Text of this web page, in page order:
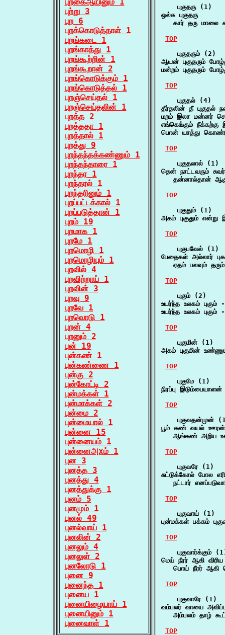
புற்று 3
புற 6
புறக்கொடுத்தாள் 1
புறங்கடை 1
புறங்காத்து 1
புறங்கூற்றின் 1
புறங்கூறான் 2
புறங்கொடுக்கும் 1
புறங்கொடுத்தல் 1
புறஞ்செய்தல் 1
புறஞ்செய்தலின் 1
புறத்த 2
புறத்ததா 1
புறத்தால் 1
புறத்து 9
புறந்தந்தக்கண்ணும் 1
புறந்தந்தாரை 1
புறந்தர 1
புறந்தரல் 1
புறந்தரினும் 1
புறப்பட்டக்கால் 1
புறப்படுத்தான் 1
புறம் 19
புறமாக 1
புறமே 1
புறமொழி 1
புறமொழியும் 1
புறவில் 4
புறவிற்றாய் 1
புறவின் 3
புறவு 9
புறவே 1
புறவொடு 1
புறன் 4
புறனும் 2
புன் 19
புன்கண் 1
புன்கண்ணை 1
புன்கு 2
புன்கோட்டி 2
புன்மக்கள் 1
புன்மாக்கள் 2
புன்மை 2
புன்மையால் 1
புன்னை 15
புன்னையம் 1
புன்னைஅxம் 1
புன 3
புனத்த 3
புனத்து 4
புனத்துக்கு 1
புனம் 5
புனமும் 1
புனல் 49
புனல்வாய் 1
புனலின் 2
புனலும் 4
புனலுள் 2
புனலோடு 1
புனை 9
புனைந்த 1
புனைய 1
புனையிழையாய் 1
புனையினும் 1
புனைவாள் 1
    புகுதரு (1)
ஒல்க புகுதரு
கார் தரு மாலை
TOP
    புகுதரும் (2)
ஆயன் புகுதரும்
மன்றம் புகுதரும்
TOP
    புகுதல் (4)
தீர்தலின் தீ புகுதல்
மறம் இலா மன்னர்
எங்கெங்கும்
பொன் யாத்து
TOP
    புகுதலால் (1)
தென் நாட்டவரும்
தன்னால்தான்
TOP
    புகுதும் (1)
அகம் புகுதும்
TOP
    புகுபவேல் (1)
பேதைகள் அல்லார்
ஏதம் பலவும்
TOP
    புகும் (2)
உயர்ந்த உலகம்
உயர்ந்த உலகம் புகும்
TOP
    புகுமின் (1)
அகம் புகுமின்
TOP
    புகுமே (1)
நிரப்பு இடும்பையாளன்
TOP
புகுவதன்முன்
பூம் கண் வயல் ஊரன்
ஆங்கண் அறிய
TOP
    புகுவரே (1)
சுட்டுக்கோல் போல
நட்டார்
TOP
    புகுவாய் (1)
புன்மக்கள் பக்கம்
TOP
புகுவார்க்கும்
மெய் நீரர் ஆகி விரிய
பொய் நீரர் ஆகி
TOP
    புகுவாரே (1)
வம்பலர் வாயை
அம்பலம் தாழ்
TOP